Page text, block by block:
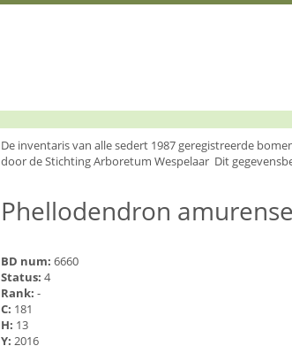
De inventaris van alle sedert 1987 geregistreerde
door de Stichting Arboretum Wespelaar Dit
Phellodendron amurense
BD num: 6660
Status: 4
Rank: -
C: 181
H: 13
Y: 2016